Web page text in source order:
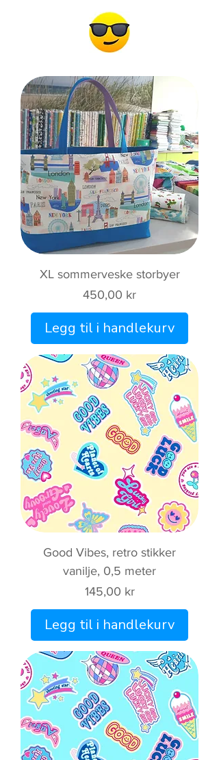
XL sommerveske storbyer
Pris
450,00 kr
Legg til i handlekurv
Good Vibes, retro stikker
vanilje, 0,5 meter
Pris
145,00 kr
Legg til i handlekurv